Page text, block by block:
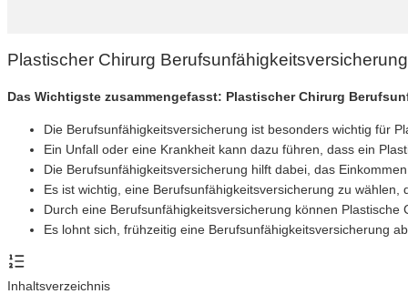
Plastischer Chirurg
Das Wichtigste zusammengefasst: Plastischer Chirurg
Die Berufsunfähigkeitsversicherung ist besonders wichtig für
Ein Unfall oder eine Krankheit kann dazu führen, dass ein
Die Berufsunfähigkeitsversicherung hilft dabei, das
Es ist wichtig, eine Berufsunfähigkeitsversicherung zu
Durch eine Berufsunfähigkeitsversicherung können
Es lohnt sich, frühzeitig eine Berufsunfähigkeitsversicherung
Inhaltsverzeichnis